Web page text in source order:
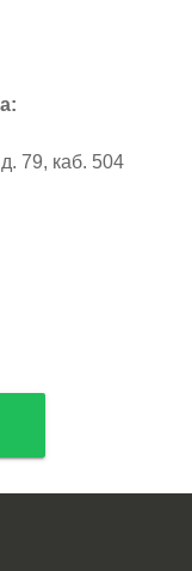
79, каб. 504